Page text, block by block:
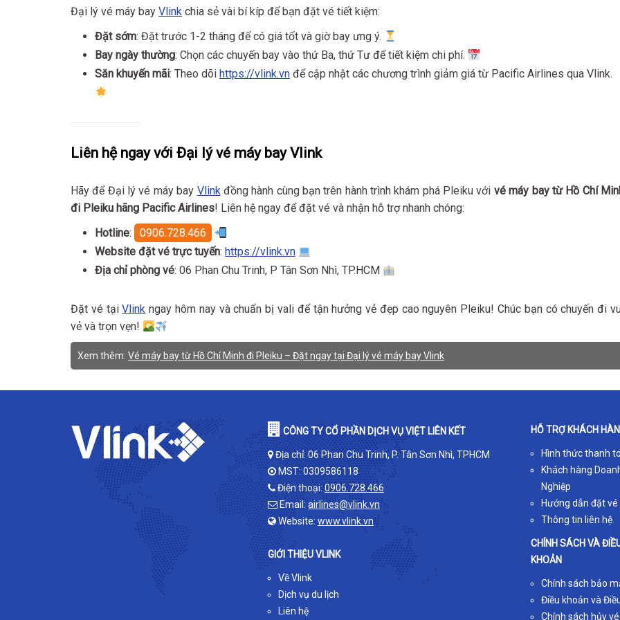
Đại lý vé máy bay Vlink chia sẻ vài bí kíp để bạn đặt vé tiết kiệm:
Đặt sớm: Đặt trước 1-2 tháng để có giá tốt và giờ bay ưng ý.
Bay ngày thường: Chọn các chuyến bay vào thứ Ba, thứ Tư để tiết kiệm chi phí.
Săn khuyến mãi: Theo dõi https://vlink.vn để cập nhật các chương trình giảm giá từ Pacific Airlines qua Vlink.
Liên hệ ngay với Đại lý vé máy bay Vlink
Hãy để Đại lý vé máy bay Vlinkđồng hành cùng bạn trên hành trình khám phá Pleiku với vé máy bay từ Hồ Chí
đi Pleiku hãng Pacific Airlines! Liên hệ ngay để đặt vé và nhận hỗ trợ nhanh chóng:
Hotline:
0906.728.466
Website đặt vé trực tuyến: https://vlink.vn
Địa chỉ phòng vé: 06 Phan Chu Trinh, P Tân Sơn Nhì, TP.HCM
Đặt vé tạiVlink ngay hôm nay và chuẩn bị vali để tận hưởng vẻ đẹp cao nguyên Pleiku! Chúc bạn có chuyến đi
vẻ và trọn vẹn!
Xem thêm: Vé máy bay từ Hồ Chí Minh đi Pleiku – Đặt ngay tại Đại lý vé máy bay Vlink
CÔNG TY CỔ PHẦN DỊCH VỤ VIỆT LIÊN KẾT
Địa chỉ: 06 Phan Chu Trinh, P. Tân Sơn Nhì, TPHCM
MST: 0309586118
Điện thoại: 0906.728.466
Email: airlines@vlink.vn
Website: www.vlink.vn
GIỚI THIỆU VLINK
Về Vlink
Dịch vụ du lịch
Liên hệ
HỖ TRỢ KHÁCH
Hình thức thanh
Khách hàng
Nghiệp
Hướng dẫn đặt vé
Thông tin liên hệ
CHÍNH SÁCH VÀ
KHOẢN
Chính sách bảo
Điều khoản và
Chính sách hủy vé